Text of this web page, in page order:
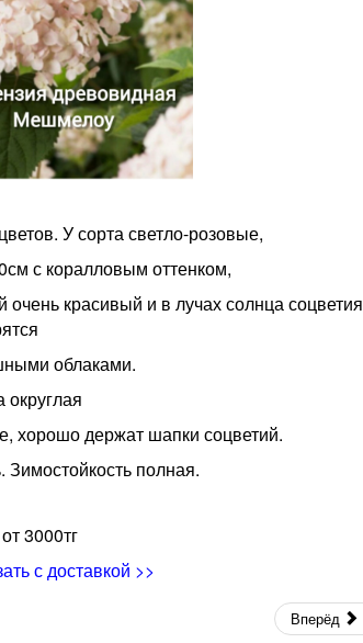
У сорта светло-розовые,
с коралловым оттенком,
красивый и в лучах солнца соцветия
облаками.
округлая
хорошо держат шапки соцветий.
Зимостойкость полная.
3000тг
с доставкой >>
Вперёд